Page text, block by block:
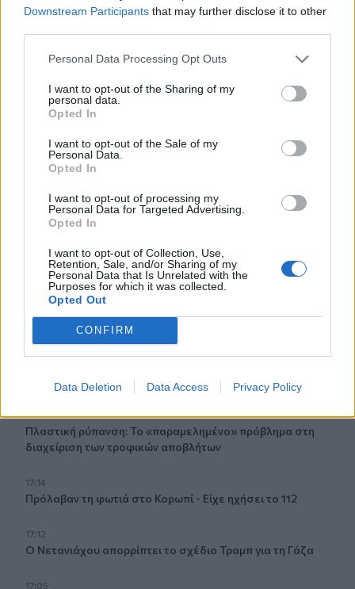
Downstream Participants that may further disclose it to other
Personal Data Processing Opt Outs
I want to opt-out of the Sharing of my
personal data.
Opted In
I want to opt-out of the Sale of my
Personal Data.
Opted In
I want to opt-out of processing my
Personal Data for Targeted Advertising.
Opted In
I want to opt-out of Collection, Use,
Retention, Sale, and/or Sharing of my
Personal Data that Is Unrelated with the
Purposes for which it was collected.
Opted Out
CONFIRM
Data Deletion Data Access Privacy Policy
Παπαδάκη
Εύβοια: Ιερέας έσωσε 78χρονη από πνιγμό
Οι «δικαιότεροι φόροι… για τους ισχυρούς» του Αλέξη
Παρέμβαση εισαγγελέα για το ελικόπτερο που
προσγειώθηκε δίπλα σε λουόμενους στη Μήλο
αιμοδοσία
δεν είναι παροχολογική»
Μεγάλη φωτιά στο Μουζάκι Ηλείας
17:20
Πλαστική ρύπανση: Το «παραμελημένο» πρόβλημα στη
διαχείριση των τροφικών αποβλήτων
17:14
Πρόλαβαν τη φωτιά στο Κορωπί - Είχε ηχήσει το 112
17:12
Ο Νετανιάχου απορρίπτει το σχέδιο Τραμπ για τη Γάζα
17:05